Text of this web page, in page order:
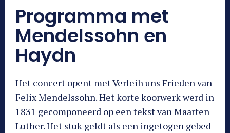
Programma met
Mendelssohn en
Haydn
Het concert opent met Verleih uns Frieden van
Felix Mendelssohn. Het korte koorwerk werd in
1831 gecomponeerd op een tekst van Maarten
Luther. Het stuk geldt als een ingetogen gebed